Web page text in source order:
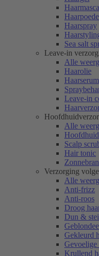
Haarspray
Sea salt
Leave-in
Alle
Haarolie
Haarserum
Leave-in
Alle
Scalp
Hair tonic
Verzorging
Alle
Anti-frizz
Anti-roos
Droog
Dun &
Gekleurd
Krullend